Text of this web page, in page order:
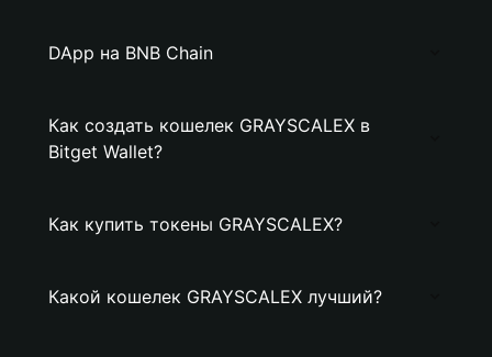
DApp на BNB Chain
Как создать кошелек GRAYSCALEX в
Bitget Wallet?
Как купить токены GRAYSCALEX?
Какой кошелек GRAYSCALEX лучший?